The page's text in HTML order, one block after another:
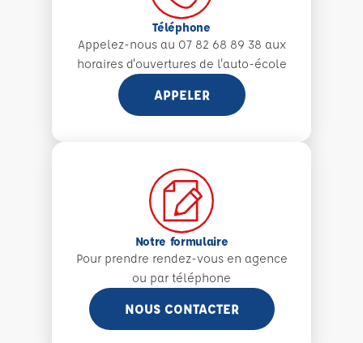
Téléphone
Appelez-nous au 07 82 68 89 38 aux
horaires d'ouvertures de l'auto-école
APPELER
Notre formulaire
Pour prendre rendez-vous en agence
ou par téléphone
NOUS CONTACTER